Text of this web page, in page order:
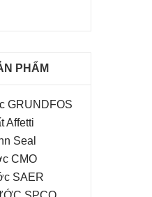
PHẨM
GRUNDFOS
Affetti
Seal
CMO
SAER